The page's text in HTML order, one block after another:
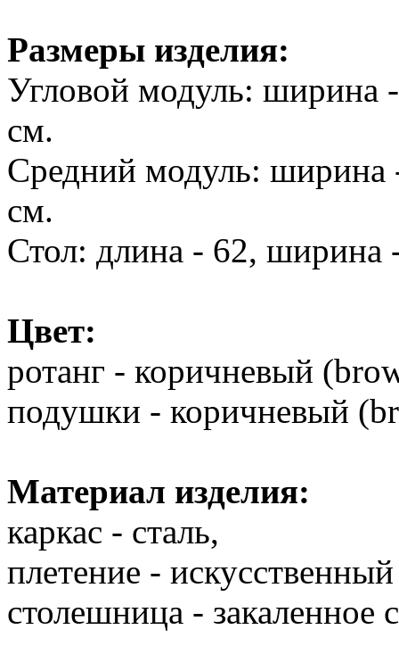
Размеры изделия:
Угловой модуль: ширина
см.
Средний модуль: ширина
см.
Стол: длина - 62, ширина
Цвет:
ротанг - коричневый
подушки - коричневый
Материал изделия:
каркас - сталь,
плетение - искусственный
столешница - закаленное